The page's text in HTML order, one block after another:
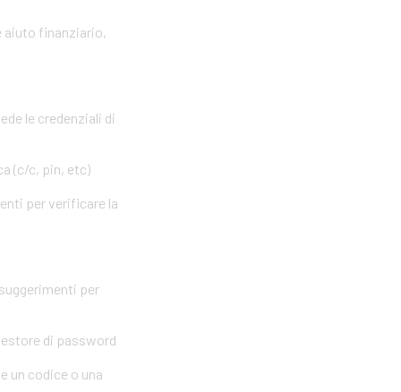
aiuto finanziario,
le credenziali di
(c/c, pin, etc)
per verificare la
per
di password
un codice o una